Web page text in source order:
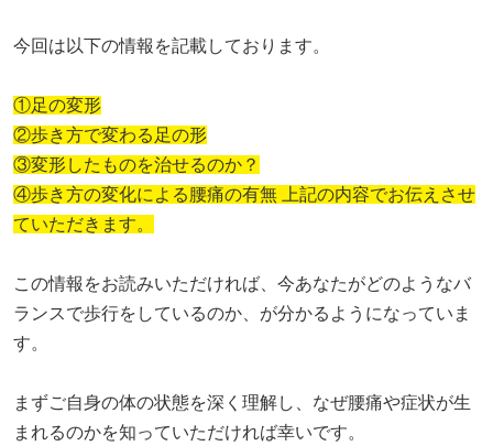
今回は以下の情報を記載しております。
①足の変形
②歩き方で変わる足の形
③変形したものを治せるのか？
④歩き方の変化による腰痛の有無 上記の内容でお伝えさせ
ていただきます。
この情報をお読みいただければ、今あなたがどのようなバ
ランスで歩行をしているのか、が分かるようになっていま
す。
まずご自身の体の状態を深く理解し、なぜ腰痛や症状が生
まれるのかを知っていただければ幸いです。